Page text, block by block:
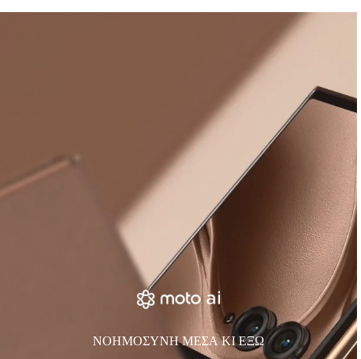
ΝΟΗΜΟΣΥΝΗ ΜΕΣΑ ΚΙ ΕΞΩ